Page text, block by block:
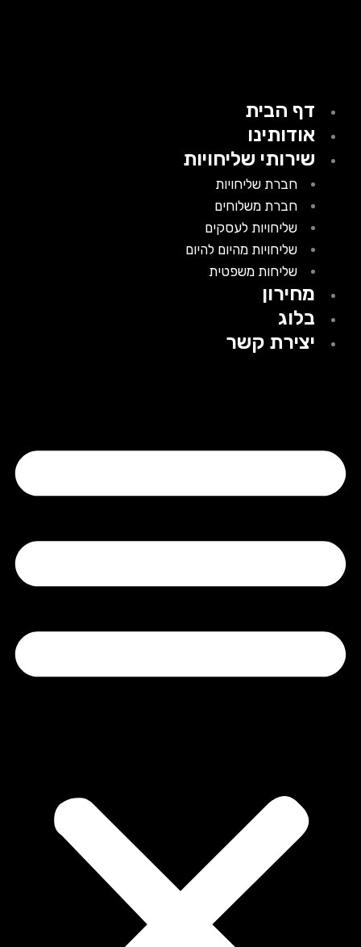
דף הבית
אודותינו
שירותי שליחויות
חברת שליחויות
חברת משלוחים
שליחויות לעסקים
שליחויות מהיום להיום
שליחות משפטית
מחירון
בלוג
יצירת קשר